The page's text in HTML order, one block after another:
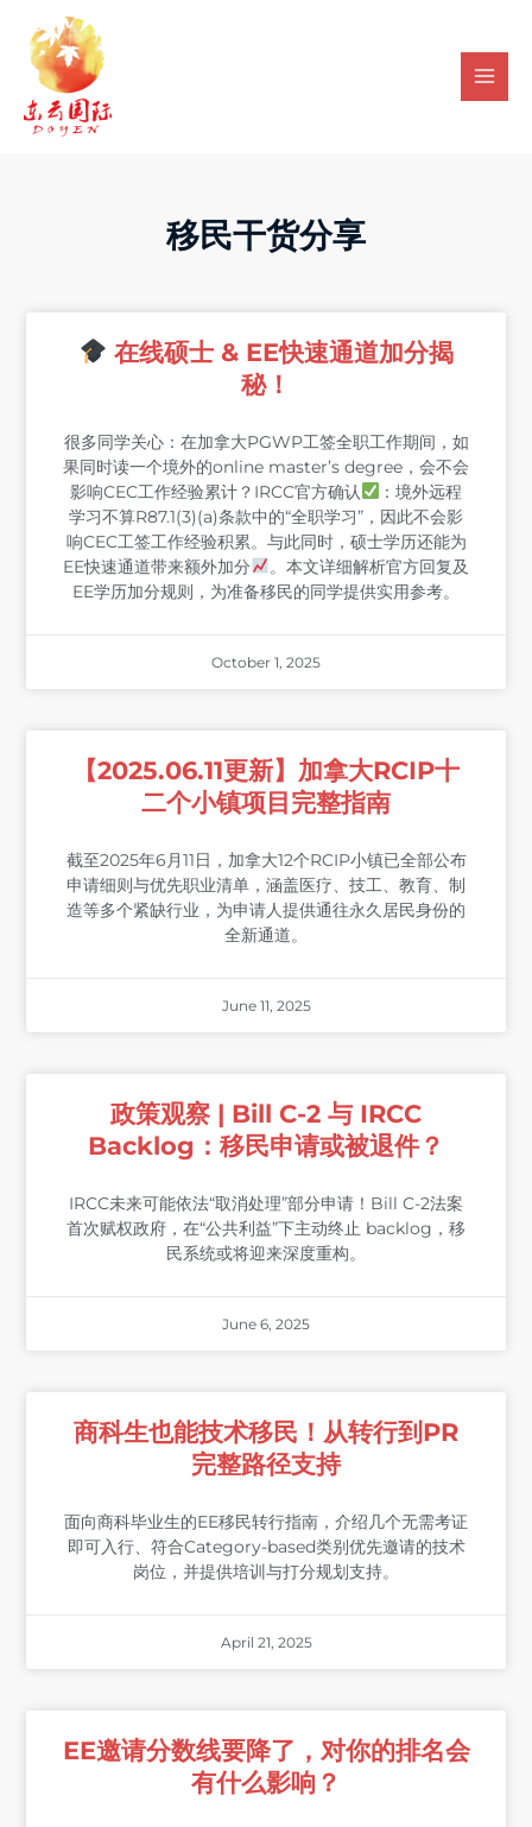
content
移民干货分享
在线硕士 & EE快速通道加分揭
秘！
很多同学关心：在加拿大PGWP工签全职工作期间，如
果同时读一个境外的online master’s degree，会不会
影响CEC工作经验累计？IRCC官方确认
：境外远程
学习不算R87.1(3)(a)条款中的“全职学习”，因此不会影
响CEC工签工作经验积累。与此同时，硕士学历还能为
EE快速通道带来额外加分
。本文详细解析官方回复及
EE学历加分规则，为准备移民的同学提供实用参考。
October 1, 2025
【2025.06.11更新】加拿大RCIP十
二个小镇项目完整指南
截至2025年6月11日，加拿大12个RCIP小镇已全部公布
申请细则与优先职业清单，涵盖医疗、技工、教育、制
造等多个紧缺行业，为申请人提供通往永久居民身份的
全新通道。
June 11, 2025
政策观察 | Bill C-2 与 IRCC
Backlog：移民申请或被退件？
IRCC未来可能依法“取消处理”部分申请！Bill C-2法案
首次赋权政府，在“公共利益”下主动终止 backlog，移
民系统或将迎来深度重构。
June 6, 2025
商科生也能技术移民！从转行到PR
完整路径支持
面向商科毕业生的EE移民转行指南，介绍几个无需考证
即可入行、符合Category-based类别优先邀请的技术
岗位，并提供培训与打分规划支持。
April 21, 2025
EE邀请分数线要降了，对你的排名会
有什么影响？